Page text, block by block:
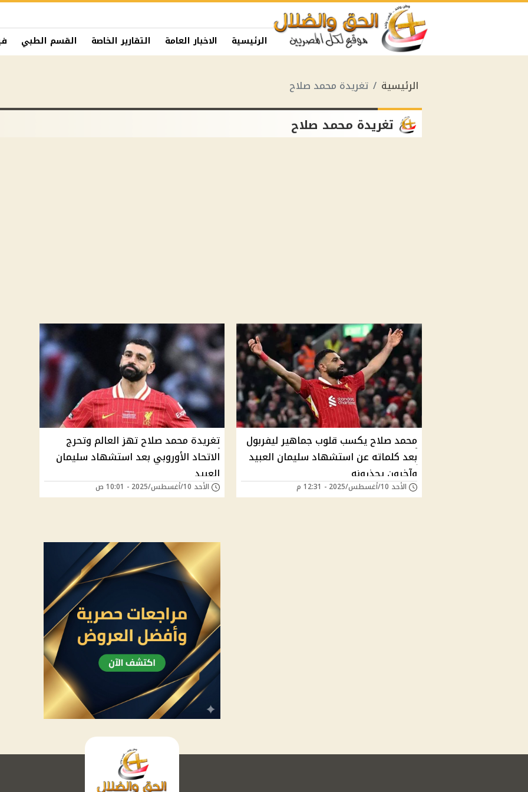
الرئيسية الاخبار العامة التقارير الخاصة القسم الطبي
الرئيسية تغريدة محمد صلاح
تغريدة محمد صلاح
محمد صلاح يكسب قلوب جماهير ليفربول
بعد كلماته عن استشهاد سليمان العبيد
وآخرون يحذرونه
الأحد 10/أغسطس/2025 - 12:31 م
تغريدة محمد صلاح تهز العالم وتحرج
الاتحاد الأوروبي بعد استشهاد سليمان
العبيد
الأحد 10/أغسطس/2025 - 10:01 ص